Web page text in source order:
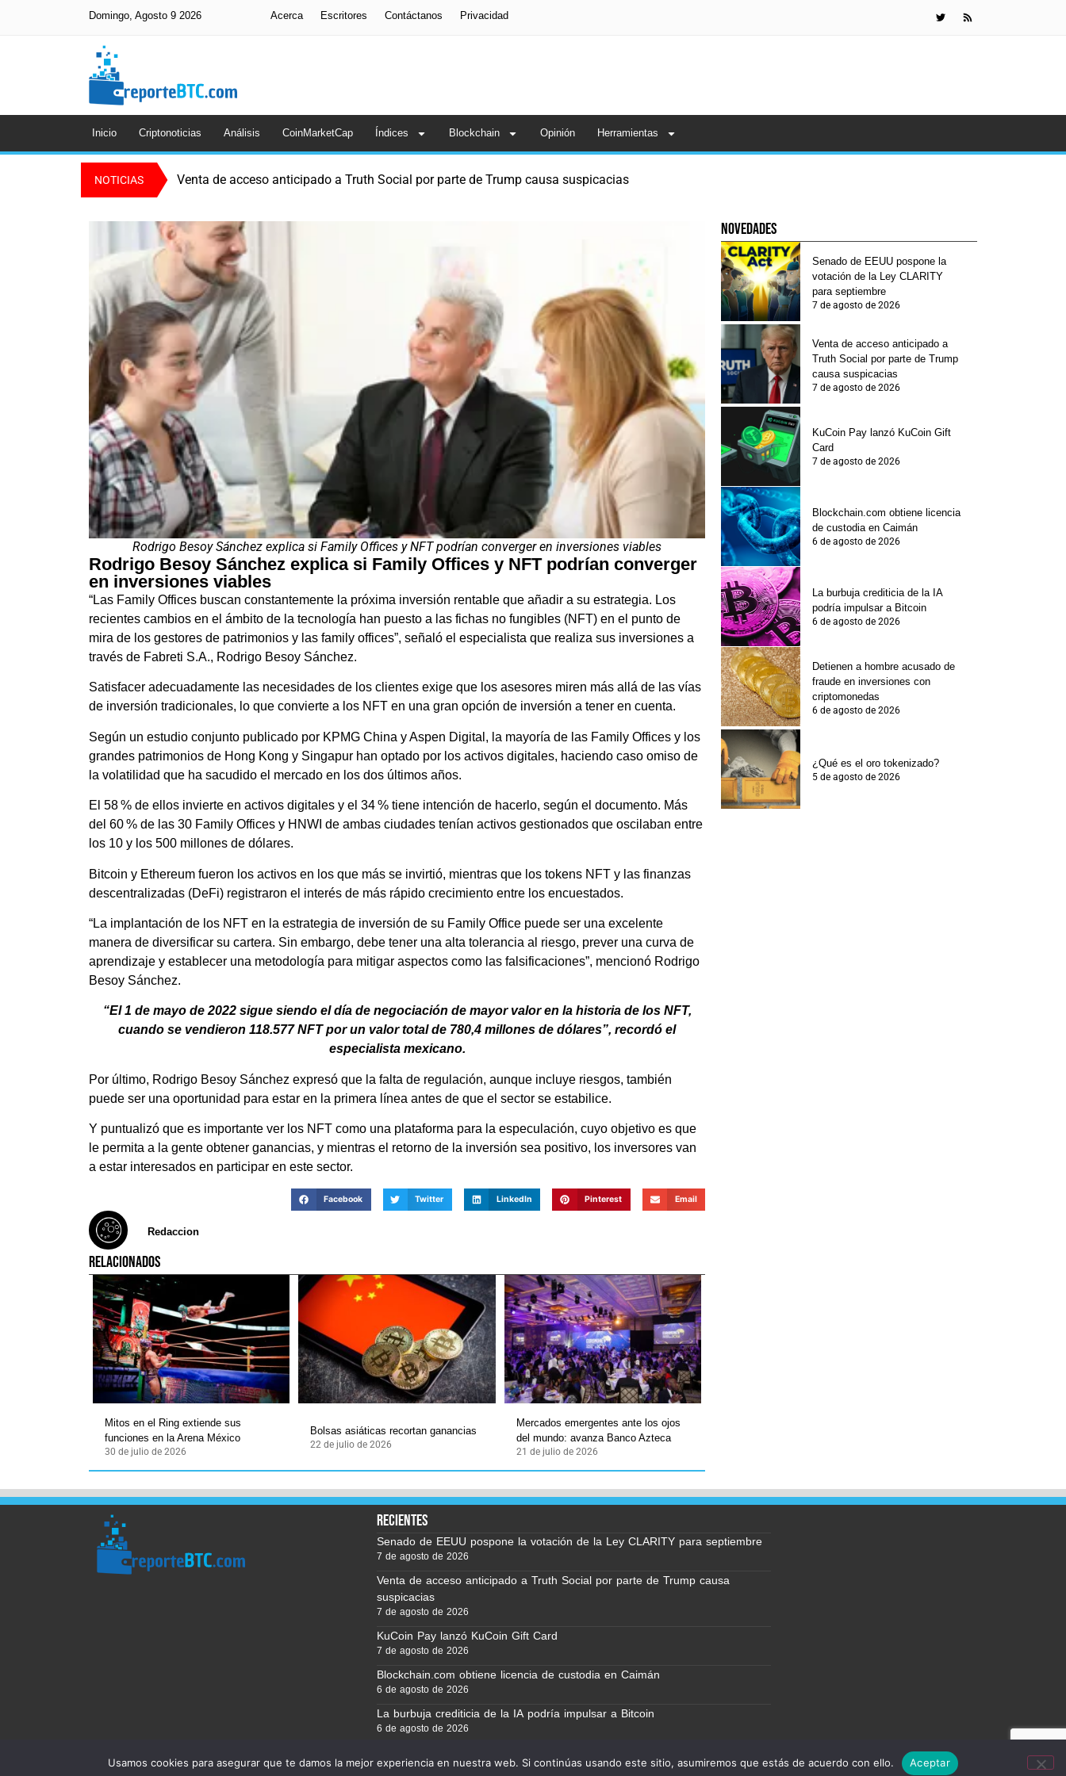
Domingo, Agosto 9 2026 Acerca Escritores Contáctanos Privacidad
Inicio Criptonoticias Análisis CoinMarketCap Índices Blockchain Opinión Herramientas
NOTICIAS Venta de acceso anticipado a Truth Social por parte de Trump causa suspicacias
Rodrigo Besoy Sánchez explica si Family Offices y NFT podrían converger en inversiones viables
Rodrigo Besoy Sánchez explica si Family Offices y NFT podrían converger
en inversiones viables
“Las Family Offices buscan constantemente la próxima inversión rentable que añadir a su estrategia. Los
recientes cambios en el ámbito de la tecnología han puesto a las fichas no fungibles (NFT) en el punto de
mira de los gestores de patrimonios y las family offices”, señaló el especialista que realiza sus inversiones a
través de Fabreti S.A., Rodrigo Besoy Sánchez.
Satisfacer adecuadamente las necesidades de los clientes exige que los asesores miren más allá de las vías
de inversión tradicionales, lo que convierte a los NFT en una gran opción de inversión a tener en cuenta.
Según un estudio conjunto publicado por KPMG China y Aspen Digital, la mayoría de las Family Offices y los
grandes patrimonios de Hong Kong y Singapur han optado por los activos digitales, haciendo caso omiso de
la volatilidad que ha sacudido el mercado en los dos últimos años.
El 58 % de ellos invierte en activos digitales y el 34 % tiene intención de hacerlo, según el documento. Más
del 60 % de las 30 Family Offices y HNWI de ambas ciudades tenían activos gestionados que oscilaban entre
los 10 y los 500 millones de dólares.
Bitcoin y Ethereum fueron los activos en los que más se invirtió, mientras que los tokens NFT y las finanzas
descentralizadas (DeFi) registraron el interés de más rápido crecimiento entre los encuestados.
“La implantación de los NFT en la estrategia de inversión de su Family Office puede ser una excelente
manera de diversificar su cartera. Sin embargo, debe tener una alta tolerancia al riesgo, prever una curva de
aprendizaje y establecer una metodología para mitigar aspectos como las falsificaciones”, mencionó Rodrigo
Besoy Sánchez.
“El 1 de mayo de 2022 sigue siendo el día de negociación de mayor valor en la historia de los NFT,
cuando se vendieron 118.577 NFT por un valor total de 780,4 millones de dólares”, recordó el
especialista mexicano.
Por último, Rodrigo Besoy Sánchez expresó que la falta de regulación, aunque incluye riesgos, también
puede ser una oportunidad para estar en la primera línea antes de que el sector se estabilice.
Y puntualizó que es importante ver los NFT como una plataforma para la especulación, cuyo objetivo es que
le permita a la gente obtener ganancias, y mientras el retorno de la inversión sea positivo, los inversores van
a estar interesados en participar en este sector.
Facebook Twitter LinkedIn Pinterest Email
Redaccion
RELACIONADOS
Mitos en el Ring extiende sus
funciones en la Arena México
30 de julio de 2026
Bolsas asiáticas recortan ganancias
22 de julio de 2026
Mercados emergentes ante los ojos
del mundo: avanza Banco Azteca
21 de julio de 2026
novedades
Senado de EEUU pospone la
votación de la Ley CLARITY
para septiembre
7 de agosto de 2026
Venta de acceso anticipado a
Truth Social por parte de Trump
causa suspicacias
7 de agosto de 2026
KuCoin Pay lanzó KuCoin Gift
Card
7 de agosto de 2026
Blockchain.com obtiene licencia
de custodia en Caimán
6 de agosto de 2026
La burbuja crediticia de la IA
podría impulsar a Bitcoin
6 de agosto de 2026
Detienen a hombre acusado de
fraude en inversiones con
criptomonedas
6 de agosto de 2026
¿Qué es el oro tokenizado?
5 de agosto de 2026
recientes
Senado de EEUU pospone la votación de la Ley CLARITY para septiembre
7 de agosto de 2026
Venta de acceso anticipado a Truth Social por parte de Trump causa
suspicacias
7 de agosto de 2026
KuCoin Pay lanzó KuCoin Gift Card
7 de agosto de 2026
Blockchain.com obtiene licencia de custodia en Caimán
6 de agosto de 2026
La burbuja crediticia de la IA podría impulsar a Bitcoin
6 de agosto de 2026
Reporte BTC © Copyright 2026, Todos los derechos reservados
Usamos cookies para asegurar que te damos la mejor experiencia en nuestra web. Si continúas usando este sitio, asumiremos que estás de acuerdo con ello. Aceptar